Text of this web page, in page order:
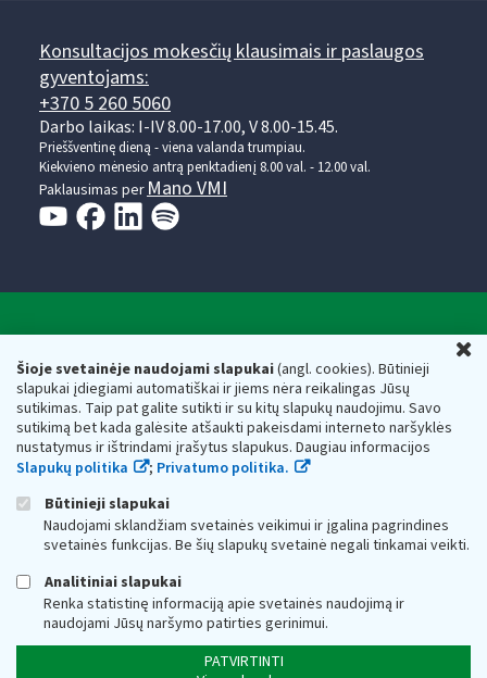
Šioje svetainėje naudojami slapukai(angl. cookies). Būtinieji
slapukai įdiegiami automatiškai ir jiems nėra reikalingas Jūsų
sutikimas. Taip pat galite sutikti ir su kitų slapukų naudojimu. Savo
sutikimą bet kada galėsite atšaukti pakeisdami interneto naršyklės
nustatymus ir ištrindami įrašytus slapukus. Daugiau informacijos
Slapukų politika
; Privatumo politika.
Būtinieji slapukai
Naudojami sklandžiam svetainės veikimui ir įgalina pagrindines
svetainės funkcijas. Be šių slapukų svetainė negali tinkamai veikti.
Analitiniai slapukai
Renka statistinę informaciją apie svetainės naudojimą ir
naudojami Jūsų naršymo patirties gerinimui.
PATVIRTINTI
Konsultacijos mokesčių klausimais ir paslaugos
gyventojams:
+370 5 260 5060
Darbo laikas: I-IV 8.00-17.00, V 8.00-15.45.
Prieššventinę dieną - viena valanda trumpiau.
Kiekvieno mėnesio antrą penktadienį 8.00 val. - 12.00 val.
Paklausimas per Mano VMI
Respublikos finansų ministerijos
Biudžetinė įstaiga. Juridinio asmens kodas — 188659752,
adresas: Vasario 16-osios g. 14, 01107 Vilnius, Lietuva, el.paštas:
vmi@vmi.lt, E. pristatymo dėžutės adresas 188659752
Duomenys apie Valstybinę mokesčių inspekciją prie Lietuvos
Respublikos finansų ministerijos kaupiami ir saugomi Juridinių